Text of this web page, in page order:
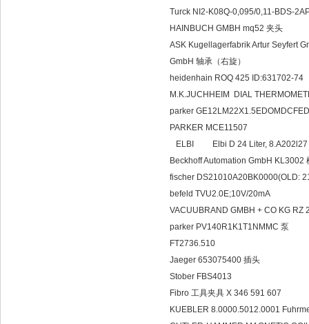
Turck NI2-K08Q-0,095/0,11-BDS-
HAINBUCH GMBH mq52 夹头
ASK Kugellagerfabrik Artur Seyfert
GmbH 轴承（右旋）
heidenhain ROQ 425 ID:631702-74
M.K.JUCHHEIM DIAL
parker
PARKER MCE11507
ELBI Elbi D 24 Liter, 8.A202l27
Beckhoff Automation GmbH KL3002
fischer DS21010A20BK0000(OLD:
befeld TVU2.0E;10V/20mA
VACUUBRAND GMBH + CO KG
parker PV140R1K1T1NMMC 泵
FT2736.510
Jaeger 653075400 插头
Stober FBS4013
Fibro 工具夹具 X 346 591 607
KUEBLER 8.0000.5012.0001